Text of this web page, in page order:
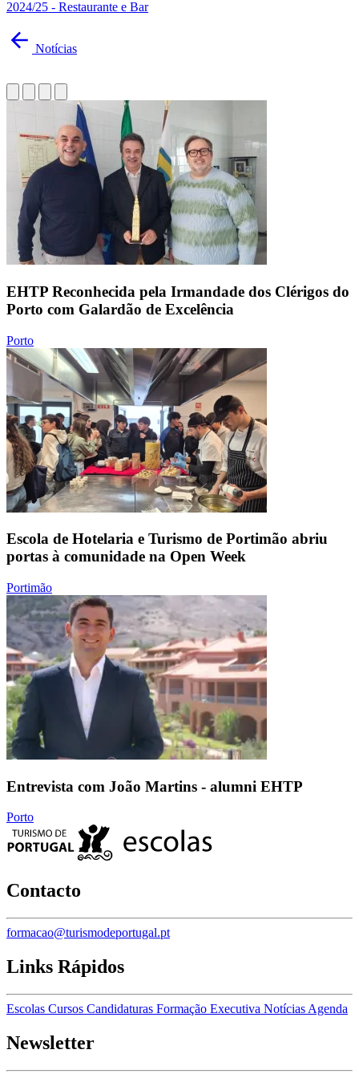
2024/25 - Restaurante e Bar
Notícias
EHTP Reconhecida pela Irmandade dos Clérigos do
Porto com Galardão de Excelência
Porto
Escola de Hotelaria e Turismo de Portimão abriu
portas à comunidade na Open Week
Portimão
Entrevista com João Martins - alumni EHTP
Porto
Contacto
formacao@turismodeportugal.pt
Links Rápidos
Escolas Cursos Candidaturas Formação Executiva Notícias Agenda
Newsletter